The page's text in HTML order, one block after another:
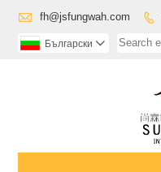
 fh@jsfungwah.com 
Български 